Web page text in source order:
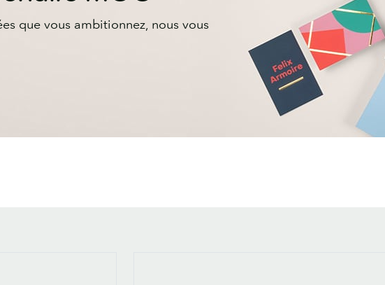
que vous ambitionnez, nous vous